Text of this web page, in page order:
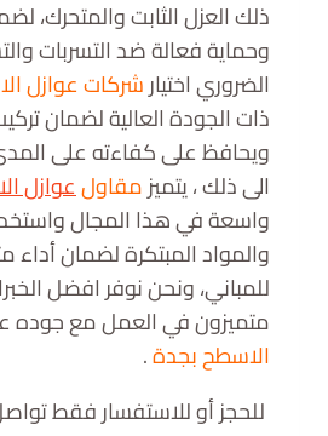
ذلك العزل الثابت والمتحرك،
وحماية فعالة ضد التسربات
الضروري اختيارشركات عوازل
ذات الجودة العالية لضمان
ويحافظ على كفاءته على
الى ذلك ، يتميزمقاولعوازل
واسعة في هذا المجال
والمواد المبتكرة لضمان أداء
للمباني، ونحن نوفر افضل
متميزون في العمل مع جوده
الاسطح بجدة.
للحجز أو للاستفسار فقط